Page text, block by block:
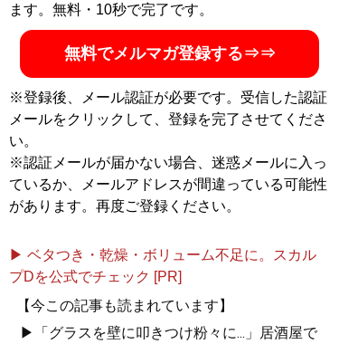
ます。無料・10秒で完了です。
無料でメルマガ登録する⇒⇒
※登録後、メール認証が必要です。受信した認証
メールをクリックして、登録を完了させてくださ
い。
※認証メールが届かない場合、迷惑メールに入っ
ているか、メールアドレスが間違っている可能性
があります。再度ご登録ください。
▶ ベタつき・乾燥・ボリューム不足に。スカル
プDを公式でチェック [PR]
【今この記事も読まれています】
▶「グラスを壁に叩きつけ粉々に...」居酒屋で